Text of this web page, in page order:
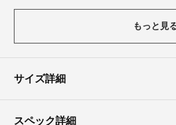
単品でビジネスシーンにも活躍します。
もっと見
サイズ詳細
スペック詳細